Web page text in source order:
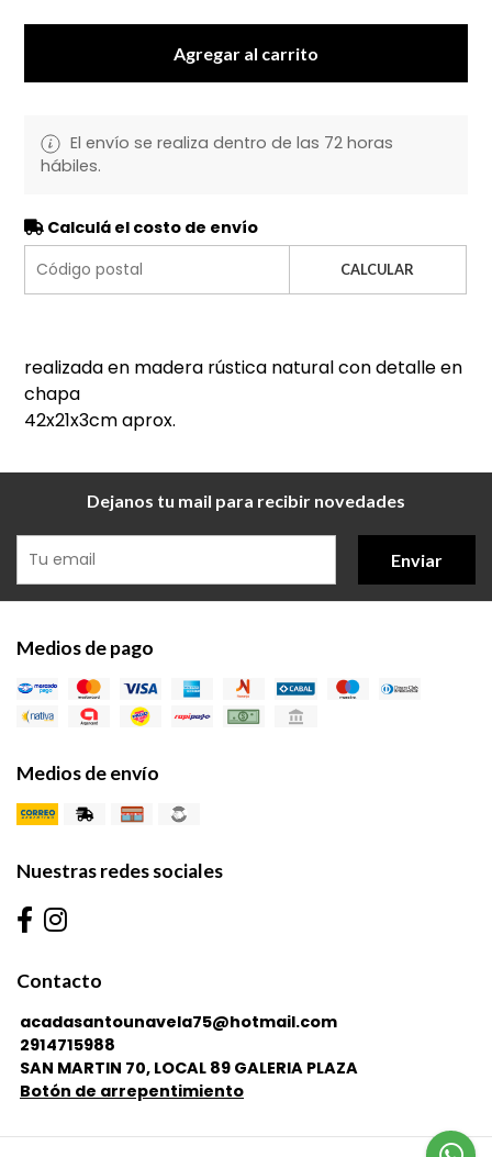
Agregar al carrito
El envío se realiza dentro de las 72 horas
hábiles.
Calculá el costo de envío
CALCULAR
realizada en madera rústica natural con detalle en
chapa
42x21x3cm aprox.
Dejanos tu mail para recibir novedades
Enviar
Medios de pago
Medios de envío
Nuestras redes sociales
Contacto
acadasantounavela75@hotmail.com
2914715988
SAN MARTIN 70, LOCAL 89 GALERIA PLAZA
Botón de arrepentimiento